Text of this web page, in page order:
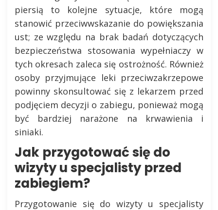
piersią to kolejne sytuacje, które mogą
stanowić przeciwwskazanie do powiększania
ust; ze względu na brak badań dotyczących
bezpieczeństwa stosowania wypełniaczy w
tych okresach zaleca się ostrożność. Również
osoby przyjmujące leki przeciwzakrzepowe
powinny skonsultować się z lekarzem przed
podjęciem decyzji o zabiegu, ponieważ mogą
być bardziej narażone na krwawienia i
siniaki.
Jak przygotować się do
wizyty u specjalisty przed
zabiegiem?
Przygotowanie się do wizyty u specjalisty